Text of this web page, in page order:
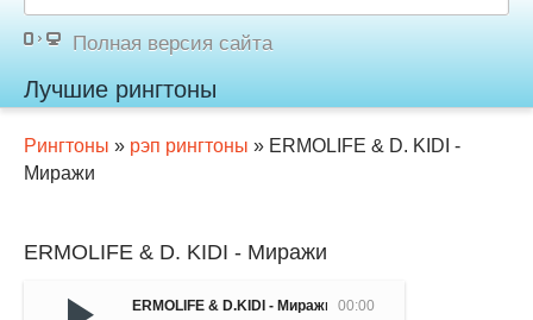
Полная версия сайта
Лучшие рингтоны
Рингтоны » рэп рингтоны » ERMOLIFE & D. KIDI -
Миражи
ERMOLIFE & D. KIDI - Миражи
00:00
ERMOLIFE & D.KIDI - Миражи